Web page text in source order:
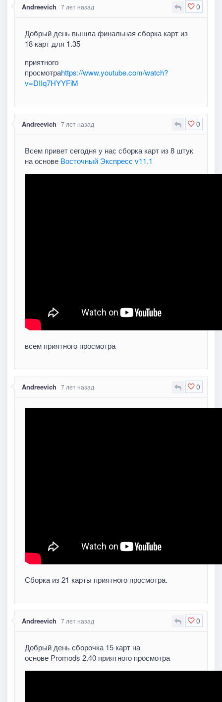
0
Andreevich 7 лет назад
Добрый день вышла финальная сборка карт из
18 карт для 1.35
приятного
просмотраhttps://www.youtube.com/watch?
v=DIIq7HYYFiM
0
Andreevich 7 лет назад
Всем привет сегодня у нас сборка карт из 8 штук
на основе Восточный Экспресс v11.1
всем приятного просмотра
0
Andreevich 7 лет назад
Сборка из 21 карты приятного просмотра.
0
Andreevich 7 лет назад
Добрый день сборочка 15 карт на
основе Promods 2.40 приятного просмотра